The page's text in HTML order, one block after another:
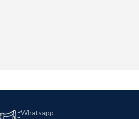
Whatsapp